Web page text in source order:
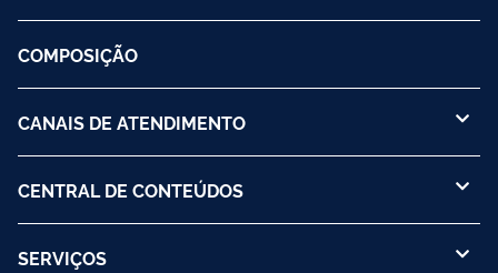
COMPOSIÇÃO
CANAIS DE ATENDIMENTO
CENTRAL DE CONTEÚDOS
SERVIÇOS